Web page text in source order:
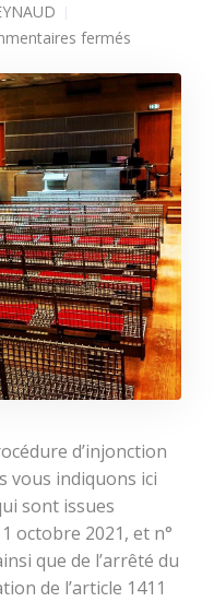
fermés
de payer
d’injonction
vous indiquons ici
sont issues
octobre 2021, et n°
que de l’arrêté du
de l’article 1411